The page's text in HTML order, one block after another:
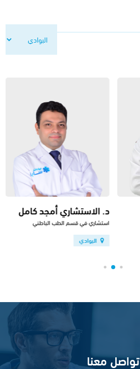
د. الاستشاري أمجد كامل
استشاري في قسم الطب الباطني
البوادي
تواصل معنا